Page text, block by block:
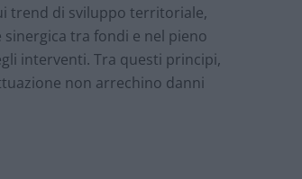
trend di sviluppo territoriale,
tra fondi e nel pieno
interventi. Tra questi principi,
non arrechino danni